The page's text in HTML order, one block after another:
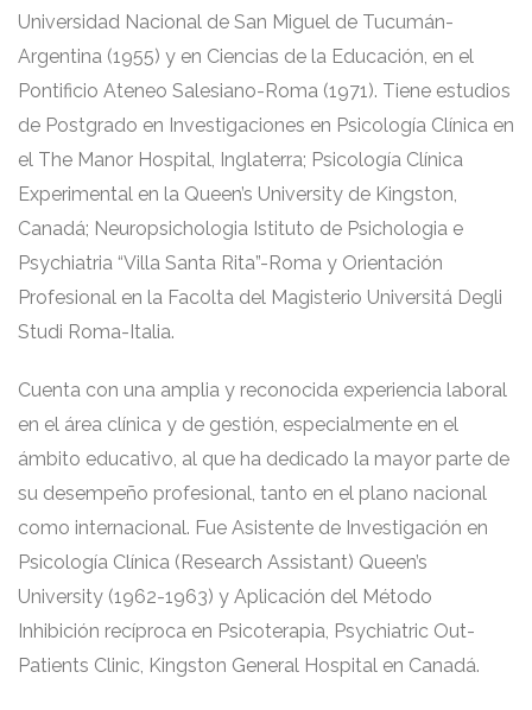
Universidad Nacional de San Miguel de Tucumán-
Argentina (1955) y en Ciencias de la Educación, en el
Pontificio Ateneo Salesiano-Roma (1971). Tiene estudios
de Postgrado en Investigaciones en Psicología Clínica en
el The Manor Hospital, Inglaterra; Psicología Clínica
Experimental en la Queen’s University de Kingston,
Canadá; Neuropsichologia Istituto de Psichologia e
Psychiatria “Villa Santa Rita”-Roma y Orientación
Profesional en la Facolta del Magisterio Universitá Degli
Studi Roma-Italia.
Cuenta con una amplia y reconocida experiencia laboral
en el área clínica y de gestión, especialmente en el
ámbito educativo, al que ha dedicado la mayor parte de
su desempeño profesional, tanto en el plano nacional
como internacional. Fue Asistente de Investigación en
Psicología Clínica (Research Assistant) Queen’s
University (1962-1963) y Aplicación del Método
Inhibición recíproca en Psicoterapia, Psychiatric Out-
Patients Clinic, Kingston General Hospital en Canadá.